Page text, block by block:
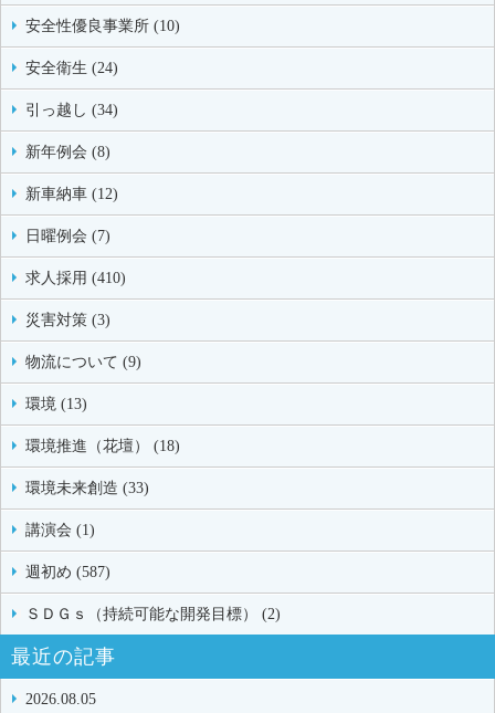
安全性優良事業所 (10)
安全衛生 (24)
引っ越し (34)
新年例会 (8)
新車納車 (12)
日曜例会 (7)
求人採用 (410)
災害対策 (3)
物流について (9)
環境 (13)
環境推進（花壇） (18)
環境未来創造 (33)
講演会 (1)
週初め (587)
ＳＤＧｓ（持続可能な開発目標） (2)
最近の記事
2026.08.05